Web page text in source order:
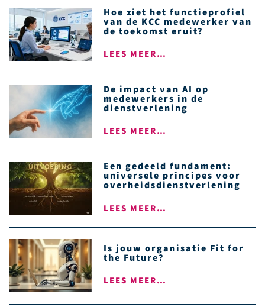
Hoe ziet het functieprofiel
van de KCC medewerker van
de toekomst eruit?
LEES MEER…
De impact van AI op
medewerkers in de
dienstverlening
LEES MEER…
Een gedeeld fundament:
universele principes voor
overheidsdienstverlening
LEES MEER…
Is jouw organisatie Fit for
the Future?
LEES MEER…